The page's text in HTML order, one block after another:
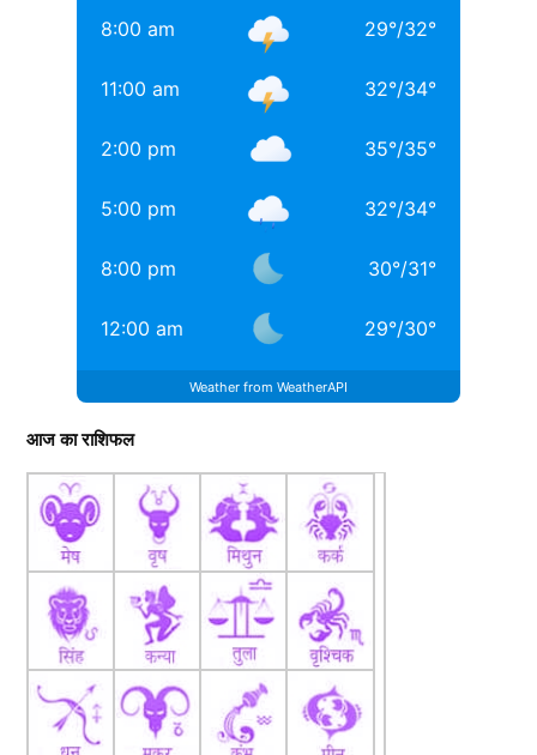
8:00 am 29°/32°
11:00 am 32°/34°
2:00 pm 35°/35°
5:00 pm 32°/34°
8:00 pm 30°/31°
12:00 am 29°/30°
Weather from WeatherAPI
आज का राशिफल